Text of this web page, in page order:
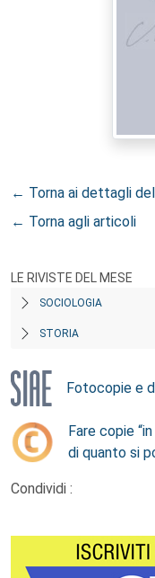
← Torna ai dettagli
← Torna agli articoli
LE RIVISTE DEL MESE
SOCIOLOGIA
STORIA
Fotocopie e
Fare copie
di quanto si
Condividi :